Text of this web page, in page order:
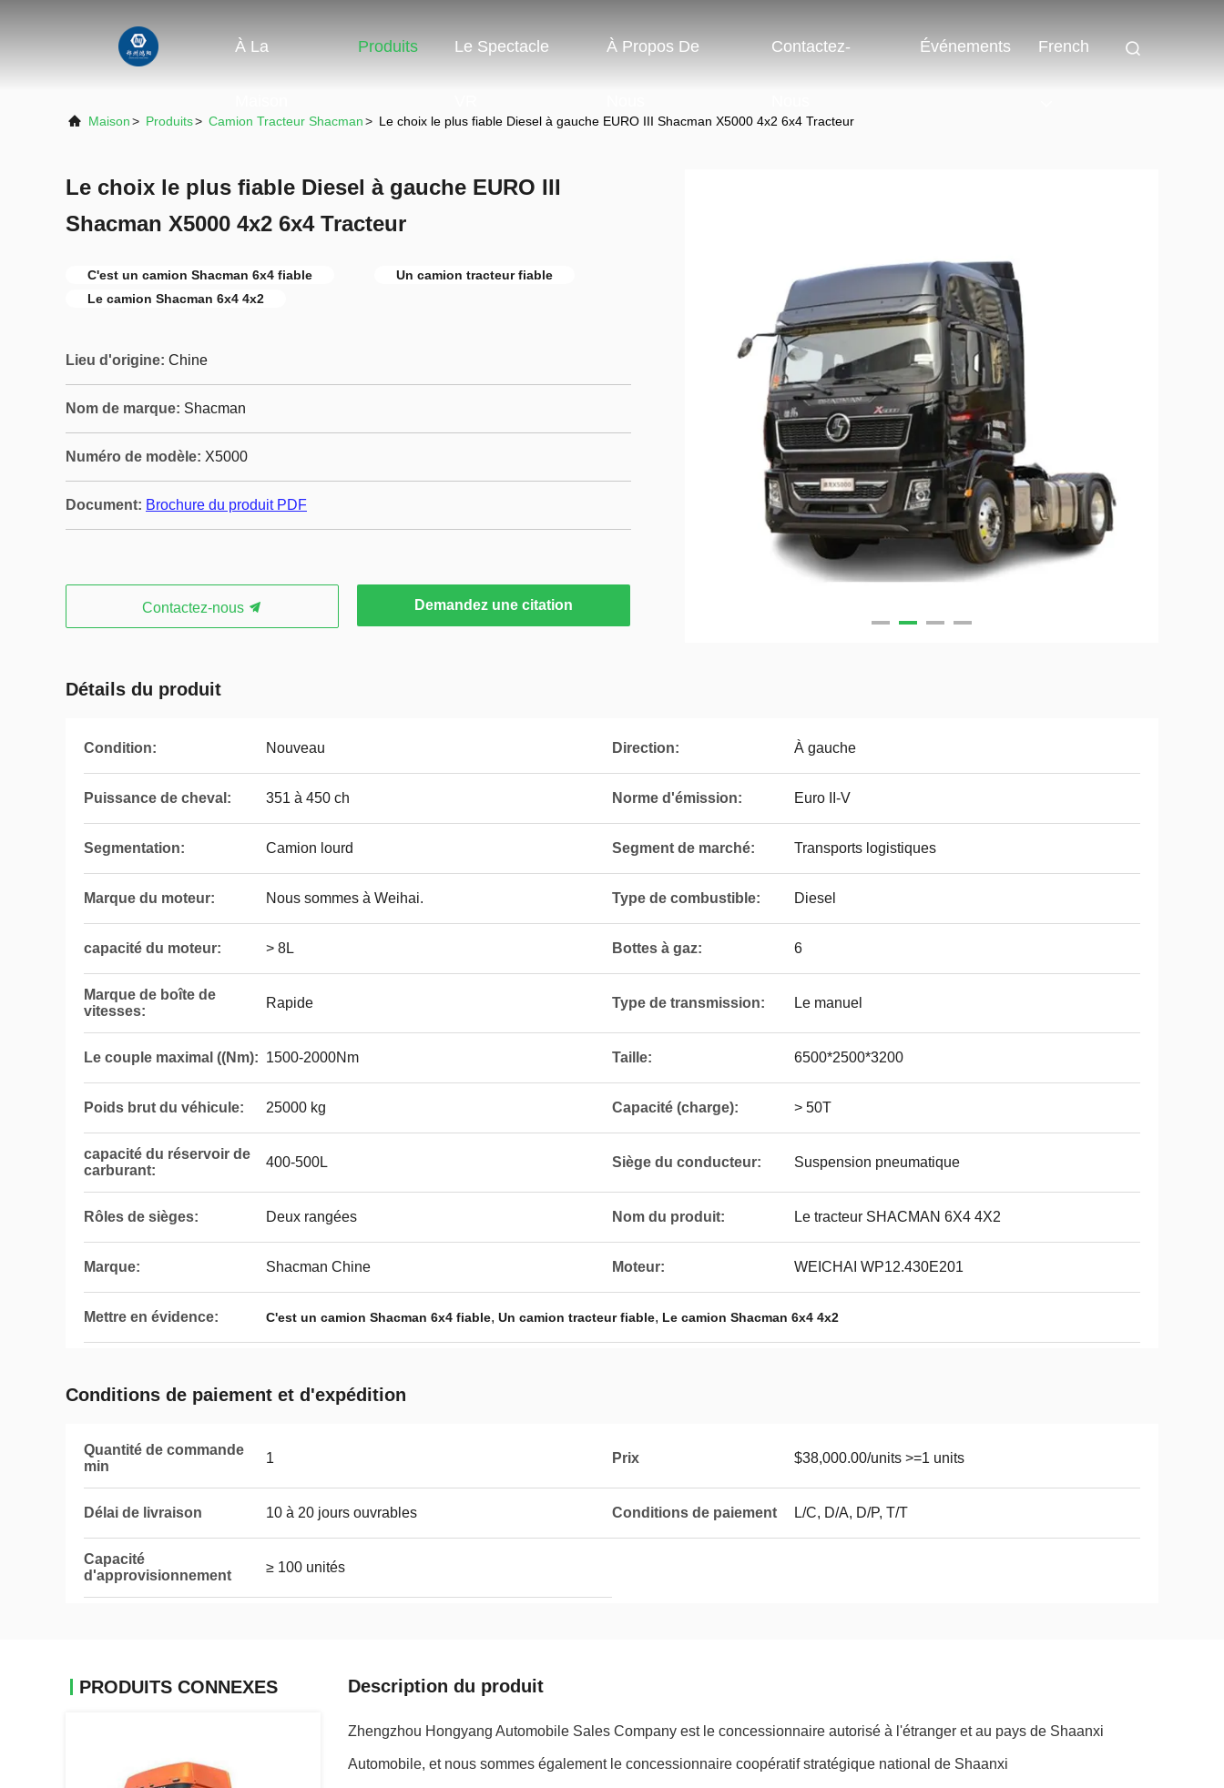
À La Produits Le Spectacle À Propos De Contactez- Événements French
Maison> Produits> Camion Tracteur Shacman> Le choix le plus fiable Diesel à gauche EURO III Shacman X5000 4x2 6x4 Tracteur
Le choix le plus fiable Diesel à gauche EURO III
Shacman X5000 4x2 6x4 Tracteur
C'est un camion Shacman 6x4 fiable
Un camion tracteur fiable
Le camion Shacman 6x4 4x2
Lieu d'origine: Chine
Nom de marque: Shacman
Numéro de modèle: X5000
Document: Brochure du produit PDF
Contactez-nous Demandez une citation
Détails du produit
Condition: Nouveau Direction: À gauche
Puissance de cheval: 351 à 450 ch Norme d'émission: Euro II-V
Segmentation: Camion lourd Segment de marché: Transports logistiques
Marque du moteur: Nous sommes à Weihai. Type de combustible: Diesel
capacité du moteur: > 8L Bottes à gaz: 6
Marque de boîte de
vitesses:
Rapide Type de transmission: Le manuel
Le couple maximal ((Nm): 1500-2000Nm Taille: 6500*2500*3200
Poids brut du véhicule: 25000 kg Capacité (charge): > 50T
capacité du réservoir de
carburant:
400-500L Siège du conducteur: Suspension pneumatique
Rôles de sièges: Deux rangées Nom du produit: Le tracteur SHACMAN 6X4 4X2
Marque: Shacman Chine Moteur: WEICHAI WP12.430E201
Mettre en évidence: C'est un camion Shacman 6x4 fiable, Un camion tracteur fiable, Le camion Shacman 6x4 4x2
Conditions de paiement et d'expédition
Quantité de commande
min
1 Prix $38,000.00/units >=1 units
Délai de livraison 10 à 20 jours ouvrables Conditions de paiement L/C, D/A, D/P, T/T
Capacité
d'approvisionnement
≥ 100 unités
PRODUITS CONNEXES Description du produit
Zhengzhou Hongyang Automobile Sales Company est le concessionnaire autorisé à l'étranger et au pays de Shaanxi
Automobile, et nous sommes également le concessionnaire coopératif stratégique national de Shaanxi